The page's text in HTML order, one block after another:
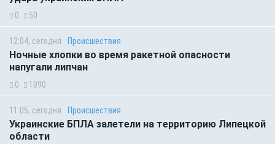
0 50
12:04, сегодня Происшествия
Ночные хлопки во время ракетной опасности
напугали липчан
0 1090
11:05, сегодня Происшествия
Украинские БПЛА залетели на территорию Липецкой
области